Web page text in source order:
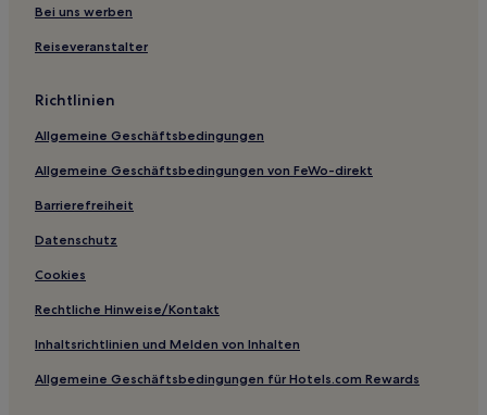
Station
Hotels mit Wellnessbereich nahe Tausend-Schritte-
Hotels mit Fitnessbereich in Xinchang
Luxus in Anji
Günstige in Anji
Günstige in Cixi
Luxus in Zhoushan
Bei uns werben
Reiseveranstalter
Richtlinien
Allgemeine Geschäftsbedingungen
Allgemeine Geschäftsbedingungen von FeWo-direkt
Barrierefreiheit
Datenschutz
Cookies
Rechtliche Hinweise/Kontakt
Inhaltsrichtlinien und Melden von Inhalten
Allgemeine Geschäftsbedingungen für Hotels.com Rewards